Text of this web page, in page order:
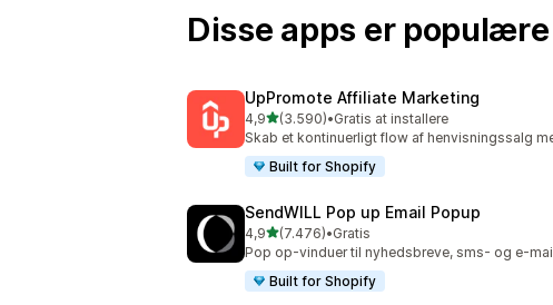
Disse apps er
UpPromote Affiliate Marketing
4,9ud af 5 stjerner
(3.590)
3590 anmeldelser i alt
•Gratis at installere
Skab et kontinuerligt flow af henvisningssalg
Built for Shopify
SendWILL Pop up Email Popup
4,9ud af 5 stjerner
(7.476)
7476 anmeldelser i alt
•Gratis
Pop op-vinduer til nyhedsbreve, sms- og e-
Built for Shopify